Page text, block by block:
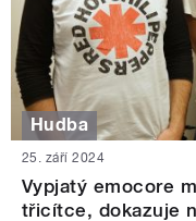
Hudba
25. září 2024
Vypjatý emocore
třicítce, dokazuje